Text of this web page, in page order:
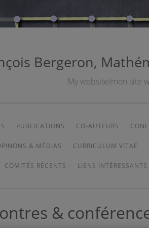
Bergeron,
My website/mon site
PUBLICATIONS CO-AUTEURS
& MÉDIAS CURRICULUM VITAE
COMITÉS RÉCENTS LIENS INTÉRESSANTS
&